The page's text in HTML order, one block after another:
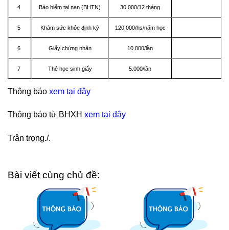
4 Bảo hiểm tai nạn (BHTN) 30.000/12 tháng
5 Khám sức khỏe định kỳ 120.000/hs/năm học
6 Giấy chứng nhận 10.000/lần
7 Thẻ học sinh giấy 5.000/lần
Thông báo xem tại đây
Thông báo từ BHXH xem tại đây
Trân trọng./.
Bài viết cùng chủ đề: